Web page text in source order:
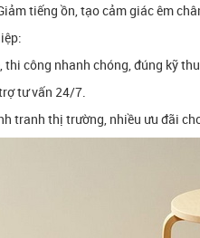
tiếng ồn, tạo cảm giác êm
công nhanh chóng, đúng kỹ
tư vấn 24/7.
tranh thị trường, nhiều ưu đãi